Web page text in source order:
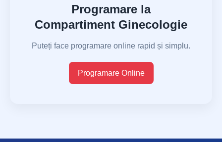
Programare la
Compartiment Ginecologie
Puteți face programare online rapid și simplu.
Programare Online